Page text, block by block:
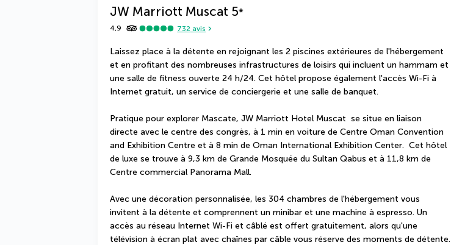
JW Marriott Muscat 5*
4,9 732 avis
Laissez place à la détente en rejoignant les 2 piscines extérieures de l'hébergement
et en profitant des nombreuses infrastructures de loisirs qui incluent un hammam et
une salle de fitness ouverte 24 h/24. Cet hôtel propose également l'accès Wi-Fi à
Internet gratuit, un service de conciergerie et une salle de banquet.
Pratique pour explorer Mascate, JW Marriott Hotel Muscat  se situe en liaison
directe avec le centre des congrès, à 1 min en voiture de Centre Oman Convention
and Exhibition Centre et à 8 min de Oman International Exhibition Center.  Cet hôtel
de luxe se trouve à 9,3 km de Grande Mosquée du Sultan Qabus et à 11,8 km de
Centre commercial Panorama Mall.
Avec une décoration personnalisée, les 304 chambres de l'hébergement vous
invitent à la détente et comprennent un minibar et une machine à espresso. Un
accès au réseau Internet Wi-Fi et câblé est offert gratuitement, alors qu'une
télévision à écran plat avec chaînes par câble vous réserve des moments de détente.